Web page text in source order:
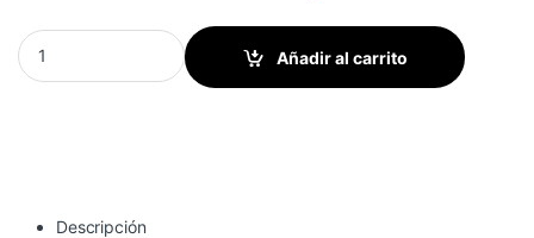
PC INTEL CORE i5-14400/SSD 500GB/16GB RAM/CAS/TEC/
Añadir al carrito
Descripción